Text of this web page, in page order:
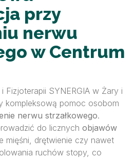
przy
nerwu
w Centrum
Fizjoterapii SYNERGIA w Żary i
kompleksową pomoc osobom
nerwu strzałkowego.
do licznych objawów
mięśni, drętwienie czy nawet
ruchów stopy, co